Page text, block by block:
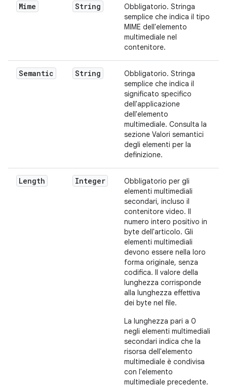
Mime String
Obbligatorio. Stringa
semplice che indica il tipo
MIME dell'elemento
multimediale nel
contenitore.
Semantic String
Obbligatorio. Stringa
semplice che indica il
significato specifico
dell'applicazione
dell'elemento
multimediale. Consulta la
sezione Valori semantici
degli elementi per la
definizione.
Length Integer
Obbligatorio per gli
elementi multimediali
secondari, incluso il
contenitore video. Il
numero intero positivo in
byte dell'articolo. Gli
elementi multimediali
devono essere nella loro
forma originale, senza
codifica. Il valore della
lunghezza corrisponde
alla lunghezza effettiva
dei byte nel file.
La lunghezza pari a 0
negli elementi multimediali
secondari indica che la
risorsa dell'elemento
multimediale è condivisa
con l'elemento
multimediale precedente.